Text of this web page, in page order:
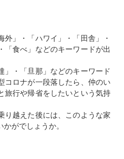
」・「ハワイ」・「田舎」・
「食べ」などのキーワードが出
」・「旦那」などのキーワード
コロナが一段落したら、仲のい
旅行や帰省をしたいという気持
り越えた後には、このような家
がでしょうか。